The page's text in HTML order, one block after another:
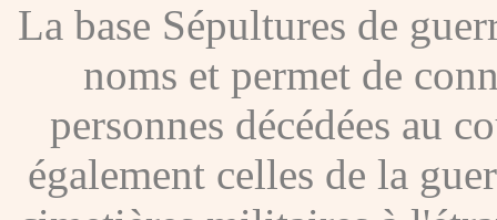
La base Sépultures de
noms et permet de
personnes décédées au
également celles de la